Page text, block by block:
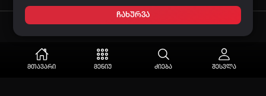
ჩახურვა
მთავარი მენიუ ძიება შესვლა